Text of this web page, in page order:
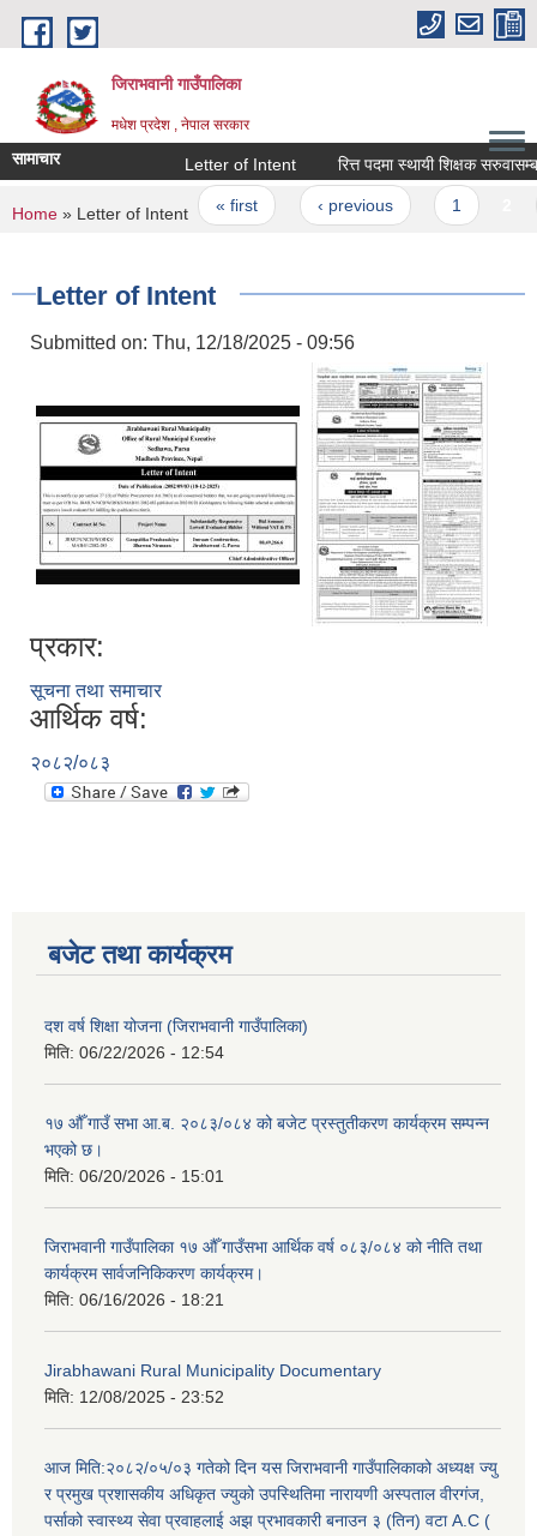
Skip to main content
जिराभवानी गाउँपालिका
मधेश प्रदेश , नेपाल सरकार
सामाचार Letter of Intent रित्त पदमा स्थायी शिक्षक
Pages
« first ‹ previous
You are here
Home » Letter of Intent
Letter of Intent
Submitted on: Thu, 12/18/2025 - 09:56
प्रकार:
सूचना तथा समाचार
आर्थिक वर्ष:
२०८२/०८३
बजेट तथा कार्यक्रम
दश वर्ष शिक्षा योजना (जिराभवानी गाउँपालिका)
मिति: 06/22/2026 - 12:54
१७ औँ गाउँ सभा आ.ब. २०८३/०८४ को बजेट प्रस्तुतीकरण कार्यक्रम सम्पन्न
भएको छ।
मिति: 06/20/2026 - 15:01
जिराभवानी गाउँपालिका १७ औँ गाउँसभा आर्थिक वर्ष ०८३/०८४ को नीति तथा
कार्यक्रम सार्वजनिकिकरण कार्यक्रम।
मिति: 06/16/2026 - 18:21
Jirabhawani Rural Municipality Documentary
मिति: 12/08/2025 - 23:52
आज मिति:२०८२/०५/०३ गतेको दिन यस जिराभवानी गाउँपालिकाको अध्यक्ष ज्यु
र प्रमुख प्रशासकीय अधिकृत ज्युको उपस्थितिमा नारायणी अस्पताल वीरगंज,
पर्साको स्वास्थ्य सेवा प्रवाहलाई अझ प्रभावकारी बनाउन ३ (तिन) वटा A.C (